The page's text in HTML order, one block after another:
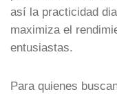
así la practicidad
maximiza el
entusiastas.
Para quienes